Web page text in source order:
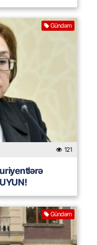
Gündəm
121
Gündəm